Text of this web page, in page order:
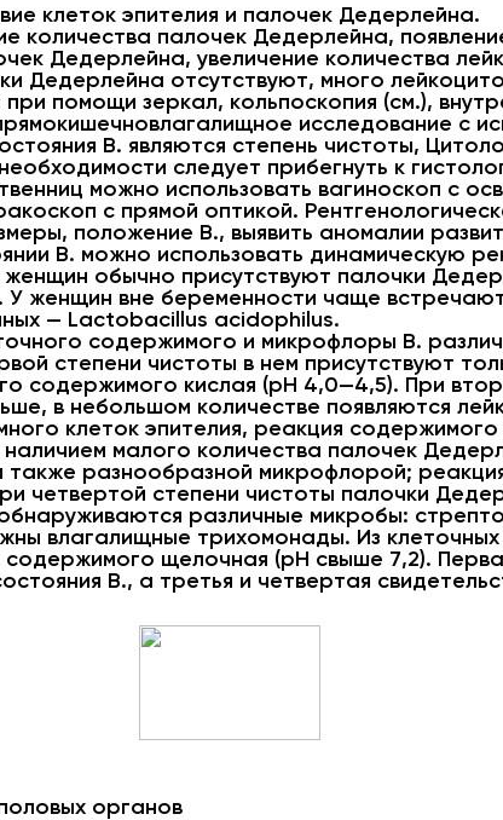
клеток эпителия и палочек Дедерлейна.
количества палочек Дедерлейна,
Дедерлейна, увеличение количества
Дедерлейна отсутствуют, много
помощи зеркал, кольпоскопия (см.),
исследование с
В. являются степень чистоты,
следует прибегнуть к
можно использовать вагиноскоп с
с прямой оптикой.
положение В., выявить аномалии
В. можно использовать динамическую
обычно присутствуют палочки
У женщин вне беременности чаще
— Lactobacillus acidophilus.
содержимого и микрофлоры В.
степени чистоты в нем присутствуют
содержимого кислая (pH 4,0—4,5). При
в небольшом количестве появляются
клеток эпителия, реакция
малого количества палочек
также разнообразной микрофлорой;
четвертой степени чистоты палочки
различные микробы:
влагалищные трихомонады. Из
щелочная (pH свыше 7,2).
В., а третья и четвертая
органов